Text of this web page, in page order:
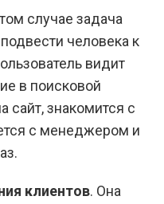
случае задача
человека к
видит
в поисковой
сайт, знакомится с
с менеджером и
клиентов. Она